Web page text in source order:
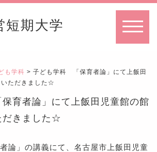
短期大学
も学科 > 子ども学科 「保育者論」にて上飯田
いただきました☆
育者論」にて上飯田児童館の館
だきました☆
論」の講義にて、名古屋市上飯田児童